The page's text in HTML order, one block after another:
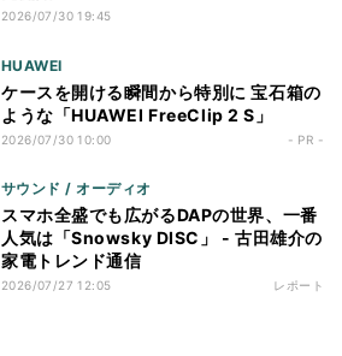
2026/07/30 19:45
HUAWEI
ケースを開ける瞬間から特別に 宝石箱の
ような「HUAWEI FreeClip 2 S」
2026/07/30 10:00 - PR -
サウンド / オーディオ
スマホ全盛でも広がるDAPの世界、一番
人気は「Snowsky DISC」 - 古田雄介の
家電トレンド通信
2026/07/27 12:05 レポート